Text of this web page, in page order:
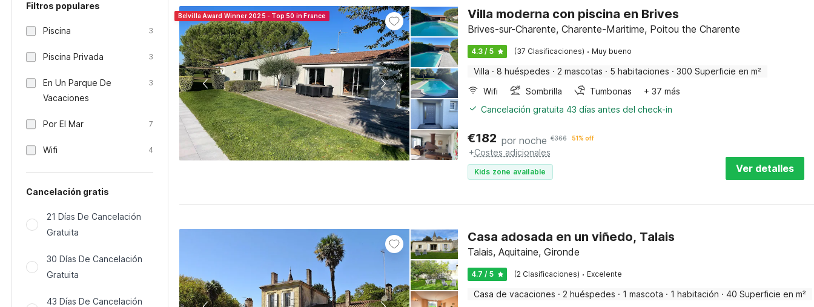
Filtros populares
Piscina 3
Piscina Privada 3
En Un Parque De
Vacaciones
3
Por El Mar 7
Wifi 4
Cancelación gratis
21 Días De Cancelación
Gratuita
30 Días De Cancelación
Gratuita
43 Días De Cancelación
Belvilla Award Winner 2025 - Top 50 in France Villa moderna con piscina en Brives
Brives-sur-Charente, Charente-Maritime, Poitou the Charente
4.3 / 5 (37 Clasificaciones) · Muy bueno
Villa · 8 huéspedes · 2 mascotas · 5 habitaciones · 300 Superficie en m²
Wifi
Sombrilla Tumbonas
+ 37 más
Cancelación gratuita 43 días antes del check-in
€182 por noche €366 51% off
+Costes adicionales
Kids zone available Ver detalles
Casa adosada en un viñedo, Talais
Talais, Aquitaine, Gironde
4.7 / 5 (2 Clasificaciones) · Excelente
Casa de vacaciones · 2 huéspedes · 1 mascota · 1 habitación · 40 Superficie en m²